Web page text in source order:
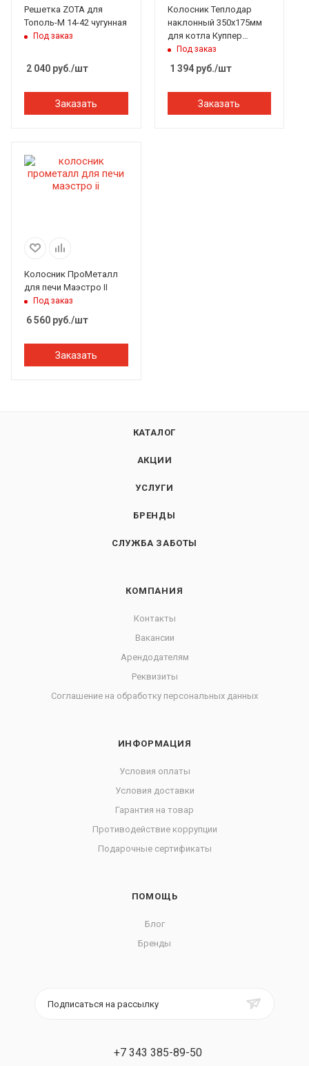
Решетка ZOTA для
Тополь-М 14-42 чугунная
Под заказ
2 040 руб./шт
Заказать
Колосник Теплодар
наклонный 350х175мм
для котла Куппер
Мега-20
Под заказ
1 394руб./шт
Заказать
Колосник ПроМеталл
для печи Маэстро II
Под заказ
6 560 руб./шт
Заказать
КАТАЛОГ
АКЦИИ
УСЛУГИ
БРЕНДЫ
СЛУЖБА ЗАБОТЫ
КОМПАНИЯ
Контакты
Вакансии
Арендодателям
Реквизиты
Соглашение на обработку персональных данных
ИНФОРМАЦИЯ
Условия оплаты
Условия доставки
Гарантия на товар
Противодействие коррупции
Подарочные сертификаты
ПОМОЩЬ
Блог
Бренды
Подписаться на рассылку
+7 343 385-89-50